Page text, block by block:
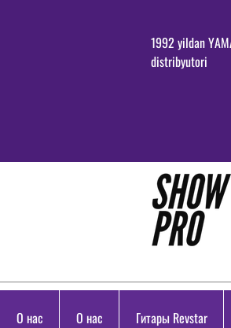
1992 yildan
distribyutori
О нас О нас Гитары Revstar